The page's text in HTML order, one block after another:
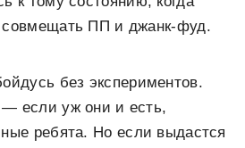
совмещать ПП и джанк-фуд.
без экспериментов.
если уж они и есть,
ребята. Но если выдастся